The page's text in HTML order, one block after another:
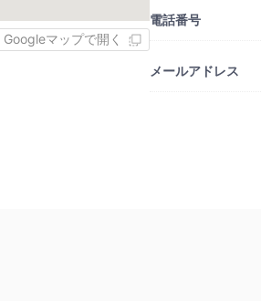
Googleマップで開く
電話番号
メールアドレス